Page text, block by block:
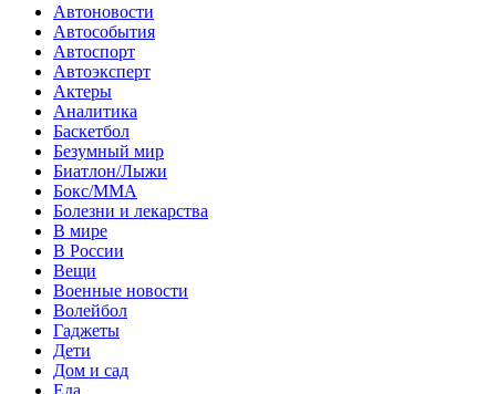
Автоновости
Автособытия
Автоспорт
Автоэксперт
Актеры
Аналитика
Баскетбол
Безумный мир
Биатлон/Лыжи
Бокс/MMA
Болезни и лекарства
В мире
В России
Вещи
Военные новости
Волейбол
Гаджеты
Дети
Дом и сад
Еда